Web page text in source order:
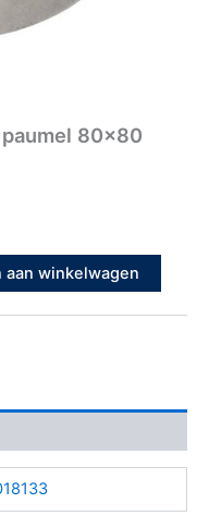
80×80
aan winkelwagen